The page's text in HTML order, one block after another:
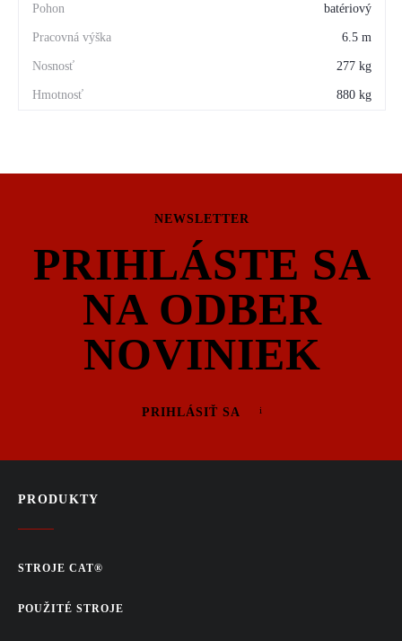
batériový
6.5 m
277 kg
880 kg
NEWSLETTER
PRIHLÁSTE SA
NA ODBER
NOVINIEK
PRIHLÁSIŤ SA
PRODUKTY
STROJE CAT®
POUŽITÉ STROJE